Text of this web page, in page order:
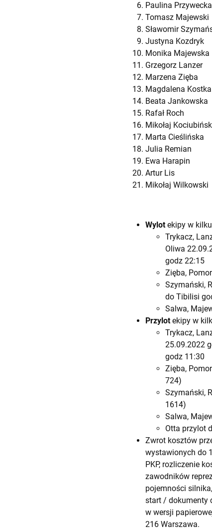
Paulina
Tomasz
Sławomir
Justyna
Monika
Grzegorz
Marzena
Magdalena
Beata
Rafał
Mikołaj
Marta
Julia
Ewa
Artur Lis
Mikołaj
Wylotekipy w
Trykacz,
Oliwa
godz 22:15
Zięba,
Szymański,
do Tibilisi
Salwa,
Przylotekipy w
Trykacz,
25.09.2022
godz 11:30
Zięba,
724)
Szymański,
1614)
Salwa,
Otta przylot
Zwrot kosztów
wystawionych do
PKP, rozliczenie
zawodników
pojemności
start / dokumenty
w wersji
216 Warszawa.